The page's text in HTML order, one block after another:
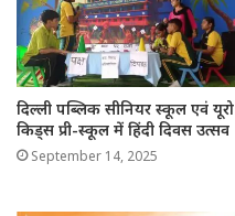
दिल्ली पब्लिक सीनियर स्कूल एवं यूरो
किड्स प्री-स्कूल में हिंदी दिवस उत्सव
September 14, 2025